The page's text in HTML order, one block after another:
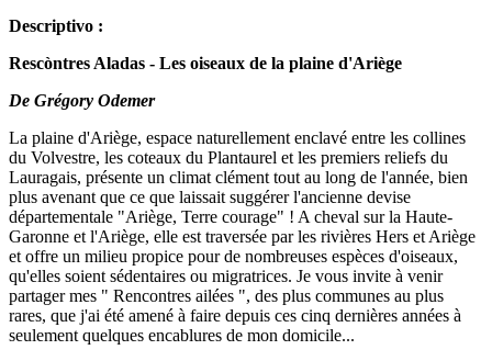
Descriptivo :
Rescòntres Aladas - Les oiseaux de la plaine d'Ariège
De Grégory Odemer
La plaine d'Ariège, espace naturellement enclavé entre les collines
du Volvestre, les coteaux du Plantaurel et les premiers reliefs du
Lauragais, présente un climat clément tout au long de l'année, bien
plus avenant que ce que laissait suggérer l'ancienne devise
départementale "Ariège, Terre courage" ! A cheval sur la Haute-
Garonne et l'Ariège, elle est traversée par les rivières Hers et Ariège
et offre un milieu propice pour de nombreuses espèces d'oiseaux,
qu'elles soient sédentaires ou migratrices. Je vous invite à venir
partager mes " Rencontres ailées ", des plus communes au plus
rares, que j'ai été amené à faire depuis ces cinq dernières années à
seulement quelques encablures de mon domicile...